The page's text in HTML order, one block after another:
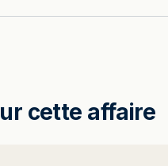
cette affaire